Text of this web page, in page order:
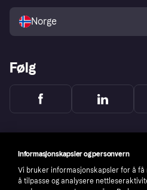
Norge
Følg
Informasjonskapsler og personvern
Vi bruker informasjonskapsler for å
å tilpasse og analysere